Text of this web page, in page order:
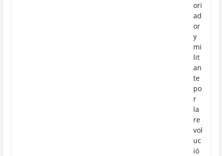
ori
ad
or
y
mi
lit
an
te
po
r
la
re
vol
uc
ió